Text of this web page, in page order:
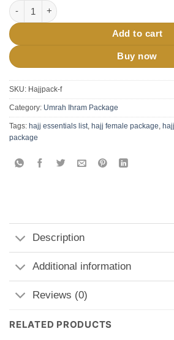
Female Umrah Package Ultimate
Add to cart
Buy now
SKU: Hajjpack-f
Category: Umrah Ihram Package
Tags: hajj essentials list, hajj female package,
package
Description
Additional information
Reviews (0)
RELATED PRODUCTS